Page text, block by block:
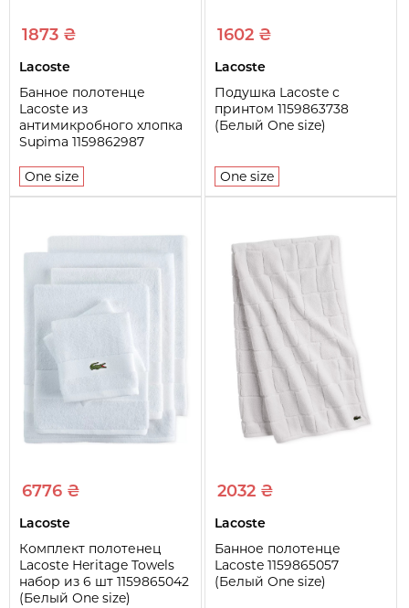
1873 ₴
Lacoste
Банное полотенце
Lacoste из
антимикробного хлопка
Supima 1159862987
One size
1602 ₴
Lacoste
Подушка Lacoste с
принтом 1159863738
(Белый One size)
One size
6776 ₴
Lacoste
Комплект полотенец
Lacoste Heritage Towels
набор из 6 шт 1159865042
(Белый One size)
2032 ₴
Lacoste
Банное полотенце
Lacoste 1159865057
(Белый One size)